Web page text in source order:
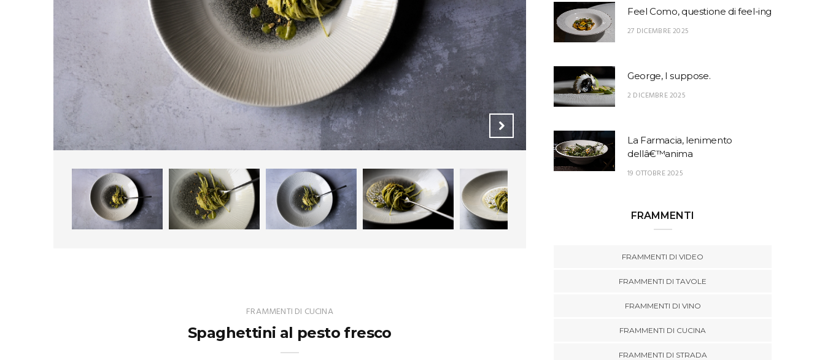
FRAMMENTI DI CUCINA
Spaghettini al pesto fresco
Feel Como, questione di feel-ing
27 DICEMBRE 2025
George, I suppose.
2 DICEMBRE 2025
La Farmacia, lenimento
dellâ€™anima
19 OTTOBRE 2025
FRAMMENTI
FRAMMENTI DI VIDEO
FRAMMENTI DI TAVOLE
FRAMMENTI DI VINO
FRAMMENTI DI CUCINA
FRAMMENTI DI STRADA